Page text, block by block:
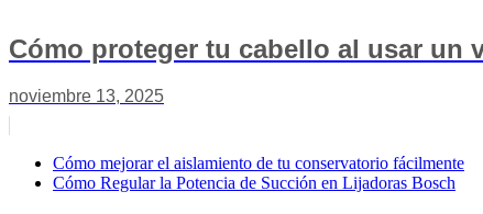
Cómo proteger tu cabello al usar un
noviembre 13, 2025
Cómo mejorar el aislamiento de tu conservatorio fácilmente
Cómo Regular la Potencia de Succión en Lijadoras Bosch